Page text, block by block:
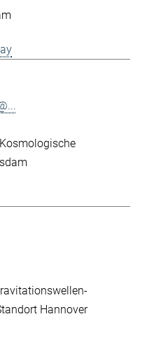
Hannover